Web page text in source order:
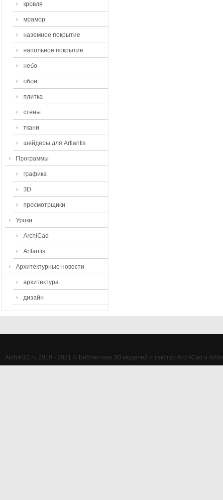
кровля
мрамор
наземное покрытие
напольное покрытие
небо
обои
плитка
стены
ткани
шейдеры для Artlantis
Программы
графика
3D
просмотрщики
Уроки
ArchiCad
Artlantis
Архитектурные новости
архитектура
дизайн
Archik3D.ru 2010 - 2021 © Библиотека 3D моделей и текстур ArchiCad и